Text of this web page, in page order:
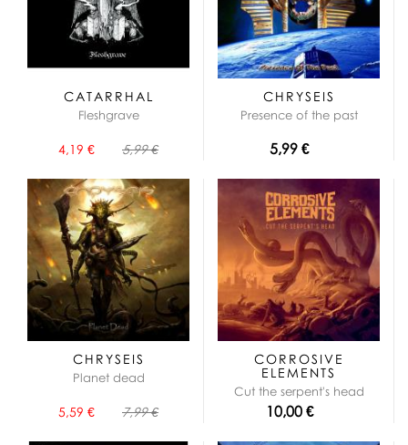
tant
que:
CATARRHAL
Fleshgrave
4,19 € 5,99 €
CHRYSEIS
Presence of the past
5,99 €
CHRYSEIS
Planet dead
5,59 € 7,99 €
CORROSIVE
ELEMENTS
Cut the serpent's head
10,00 €